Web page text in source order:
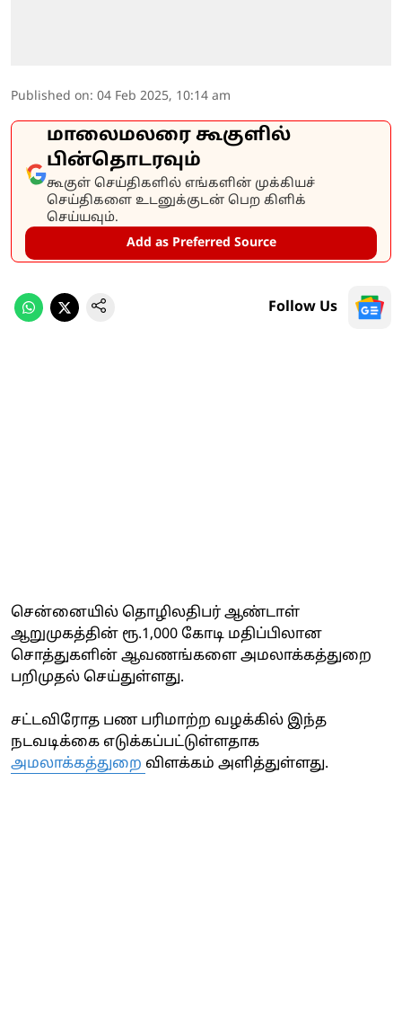
Published on: 04 Feb 2025, 10:14 am
மாலைமலரை கூகுளில்
பின்தொடரவும்
கூகுள் செய்திகளில் எங்களின் முக்கியச்
செய்திகளை உடனுக்குடன் பெற கிளிக்
செய்யவும்.
Add as Preferred Source
Follow Us
சென்னையில் தொழிலதிபர் ஆண்டாள்
ஆறுமுகத்தின் ரூ.1,000 கோடி மதிப்பிலான
சொத்துகளின் ஆவணங்களை அமலாக்கத்துறை
பறிமுதல் செய்துள்ளது.
சட்டவிரோத பண பரிமாற்ற வழக்கில் இந்த
நடவடிக்கை எடுக்கப்பட்டுள்ளதாக
அமலாக்கத்துறை விளக்கம் அளித்துள்ளது.